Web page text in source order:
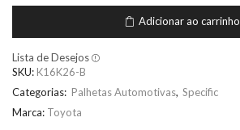
Adicionar ao carrinho
Lista de Desejos
SKU: K16K26-B
Categorias: Palhetas Automotivas, Specific
Marca: Toyota